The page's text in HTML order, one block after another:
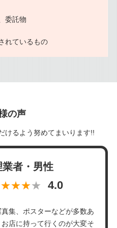
委託物
れているもの
の声
けるよう努めてまいります!!
者・男性
集、ポスターなどが多数あ
店に持って行くのが大変そ